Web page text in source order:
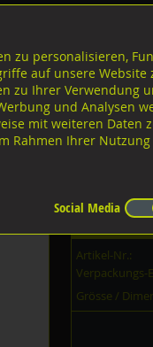
Artikel-Nr.:
Verpackungs-
Grösse /
zu personalisieren,
auf unsere Website
zu Ihrer Verwendung
und Analysen
mit weiteren Daten
Rahmen Ihrer
Social Media